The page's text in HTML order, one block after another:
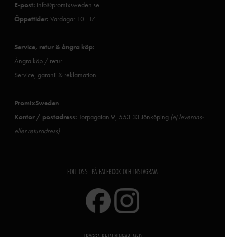
E-post: info@promixsweden.se
Öppettider: Vardagar 10–17
Service, retur & ångra köp:
Ångra köp / retur
Service, garanti & reklamation
PromixSweden
Kontor / postadress: Torpagatan 9, 553 33 Jönköping (ej leverans-
eller returadress)
FÖLJ OSS PÅ FACEBOOK OCH INSTAGRAM